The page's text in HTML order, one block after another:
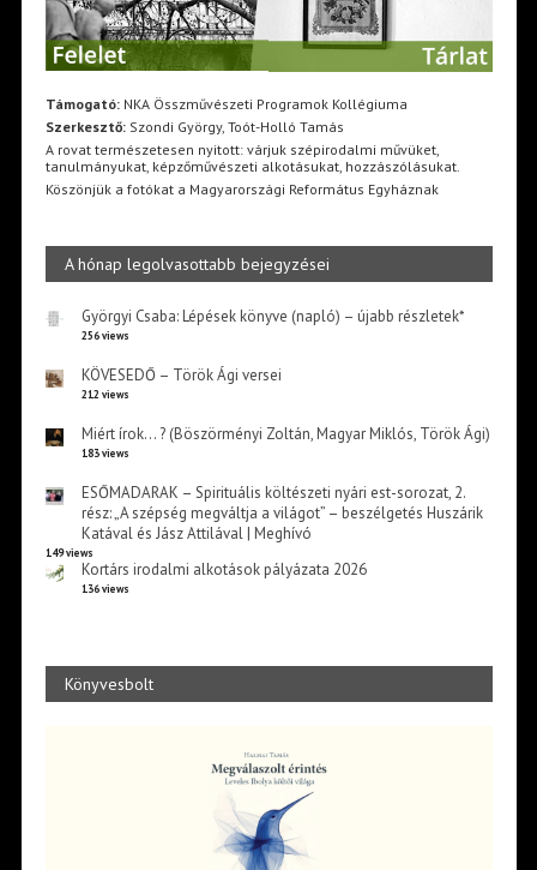
Támogató:NKA Összművészeti Programok Kollégiuma
Szerkesztő:Szondi György, Toót-Holló Tamás
A rovat természetesen nyitott: várjuk szépirodalmi művüket,
tanulmányukat, képzőművészeti alkotásukat, hozzászólásukat.
Köszönjük a fotókat a Magyarországi Református Egyháznak
A hónap legolvasottabb bejegyzései
Györgyi Csaba: Lépések könyve (napló) – újabb részletek*
256 views
KÖVESEDŐ – Török Ági versei
212 views
Miért írok… ? (Böszörményi Zoltán, Magyar Miklós, Török Ági)
183 views
ESŐMADARAK – Spirituális költészeti nyári est-sorozat, 2.
rész: „A szépség megváltja a világot” – beszélgetés Huszárik
Katával és Jász Attilával | Meghívó
149 views
Kortárs irodalmi alkotások pályázata 2026
136 views
Könyvesbolt